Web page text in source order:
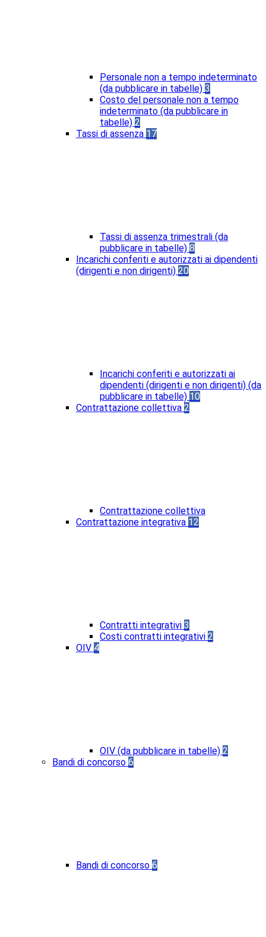
Personale non a tempo indeterminato
(da pubblicare in tabelle) 3
Costo del personale non a tempo
indeterminato (da pubblicare in
tabelle) 2
Tassi di assenza 17
Tassi di assenza trimestrali (da
pubblicare in tabelle) 8
Incarichi conferiti e autorizzati ai dipendenti
(dirigenti e non dirigenti) 20
Incarichi conferiti e autorizzati ai
dipendenti (dirigenti e non dirigenti) (da
pubblicare in tabelle) 10
Contrattazione collettiva 2
Contrattazione collettiva
Contrattazione integrativa 12
Contratti integrativi 3
Costi contratti integrativi 2
OIV 4
OIV (da pubblicare in tabelle) 2
Bandi di concorso 6
Bandi di concorso 6